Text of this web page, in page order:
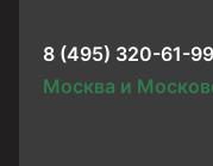
8 (495) 320-61-99
Москва и